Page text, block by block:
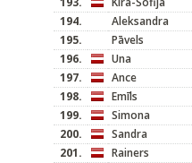
194.
Aleksandra
195.
Pāvels
196.
Una
197.
Ance
198.
Emīls
199.
Simona
200.
Sandra
201.
Rainers